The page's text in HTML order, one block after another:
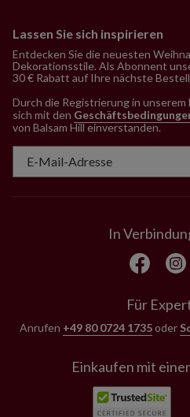
Lassen Sie sich inspirieren
Entdecken Sie die neuesten
Dekorationsstile. Als Abonnent
30 € Rabatt auf Ihre nächste
Durch die Registrierung in unserem
sich mit den
von Balsam Hill einverstanden.
In
Für
Anrufen +49 80 0724 1735oder
Einkaufen mit